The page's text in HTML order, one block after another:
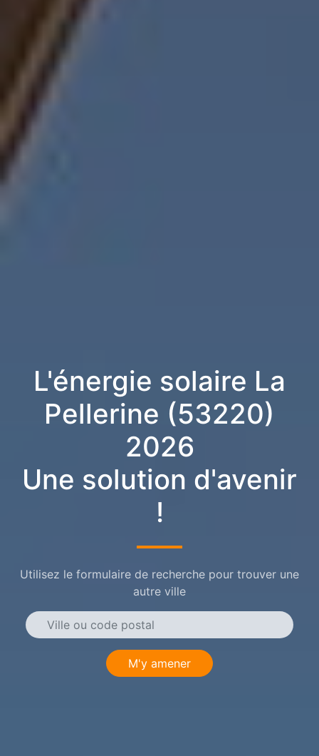
L'énergie solaire La
Pellerine (53220)
2026
Une solution d'avenir
!
Utilisez le formulaire de recherche pour trouver une
autre ville
M'y amener